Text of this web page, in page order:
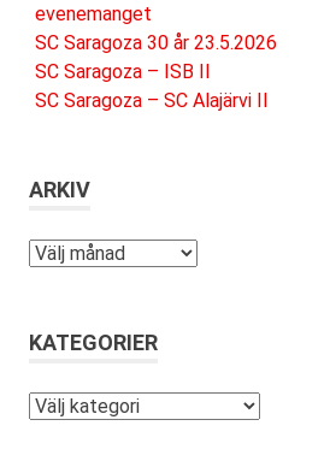
evenemanget
SC Saragoza 30 år 23.5.2026
SC Saragoza – ISB II
SC Saragoza – SC Alajärvi II
ARKIV
Arkiv
KATEGORIER
Kategorier